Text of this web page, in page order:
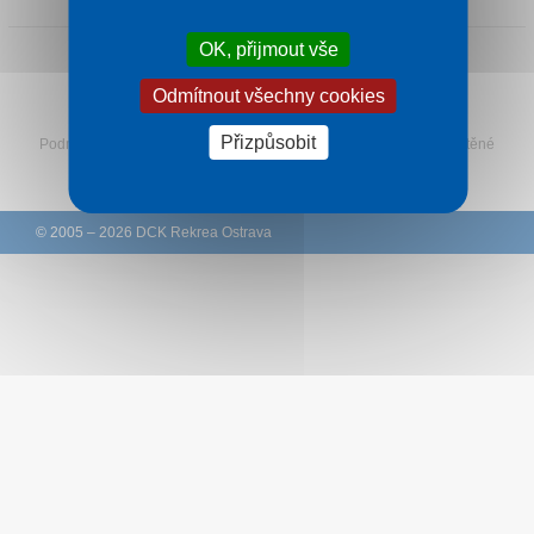
Sledujte Rekreu na Facebooku
Podmínky Ochrana osobních údajů zákazníků
Tištěné
© 2005 – 2026 DCK Rekrea Ostrava
OK, přijmout vše
Odmítnout všechny cookies
Přizpůsobit